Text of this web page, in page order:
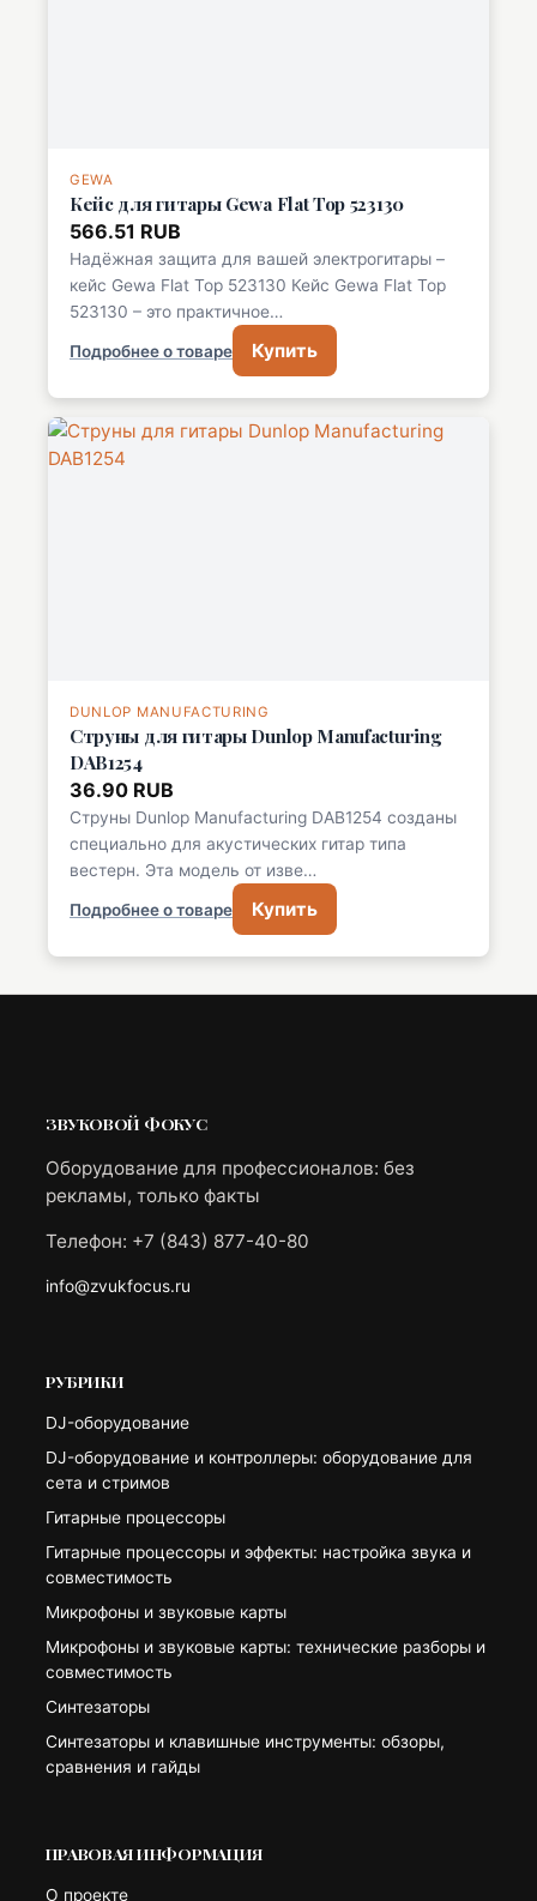
GEWA
Кейс для гитары Gewa Flat Top 523130
566.51 RUB
Надёжная защита для вашей электрогитары –
кейс Gewa Flat Top 523130 Кейс Gewa Flat Top
523130 – это практичное…
Подробнее о товаре Купить
DUNLOP MANUFACTURING
Струны для гитары Dunlop Manufacturing
DAB1254
36.90 RUB
Струны Dunlop Manufacturing DAB1254 созданы
специально для акустических гитар типа
вестерн. Эта модель от изве…
Подробнее о товаре Купить
ЗВУКОВОЙ ФОКУС
Оборудование для профессионалов: без
рекламы, только факты
Телефон: +7 (843) 877-40-80
info@zvukfocus.ru
РУБРИКИ
DJ-оборудование
DJ-оборудование и контроллеры: оборудование для
сета и стримов
Гитарные процессоры
Гитарные процессоры и эффекты: настройка звука и
совместимость
Микрофоны и звуковые карты
Микрофоны и звуковые карты: технические разборы и
совместимость
Синтезаторы
Синтезаторы и клавишные инструменты: обзоры,
сравнения и гайды
ПРАВОВАЯ ИНФОРМАЦИЯ
О проекте